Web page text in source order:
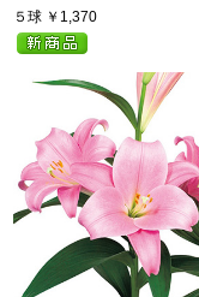
５球 ￥1,370